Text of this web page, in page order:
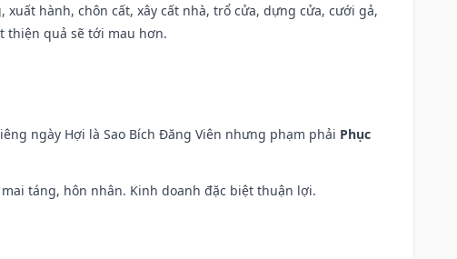
hành, chôn cất, xây cất nhà, trổ cửa, dựng cửa, cưới gả,
thiện quả sẽ tới mau hơn.
ngày Hợi là Sao Bích Đăng Viên nhưng phạm phải Phục
táng, hôn nhân. Kinh doanh đặc biệt thuận lợi.